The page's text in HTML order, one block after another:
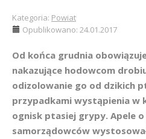
Kategoria: Powiat
Opublikowano: 24.01.2017
Od końca grudnia
nakazujące hodowcom
odizolowanie go od dzikich
przypadkami wystąpienia w
ognisk ptasiej grypy. Apele
samorządowców